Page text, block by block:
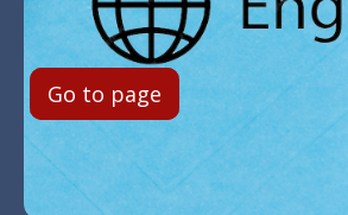
Go to page